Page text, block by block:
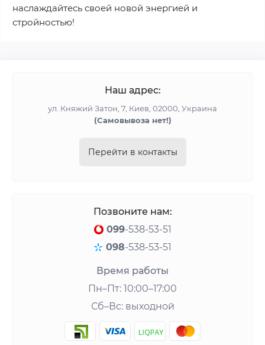
наслаждайтесь своей новой энергией и
стройностью!
Наш адрес:
ул. Княжий Затон, 7, Киев, 02000, Украина
(Cамовывоза нет!)
Перейти в контакты
Позвоните нам:
099-538-53-51
098-538-53-51
Время работы
Пн–Пт: 10:00–17:00
Сб–Вс: выходной